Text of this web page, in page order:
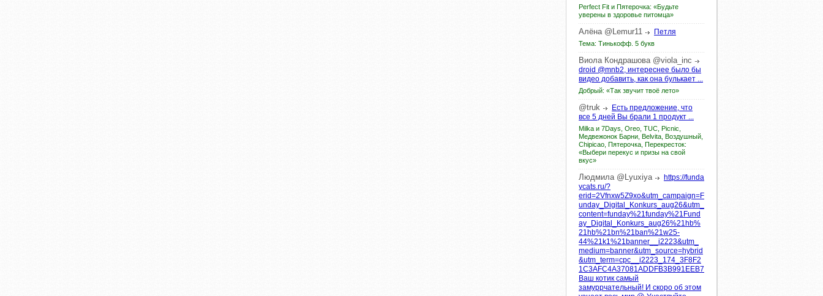
Perfect Fit и Пятерочка: «Будьте
уверены в здоровье питомца»
Алёна @Lemur11 Петля
Тема: Тинькофф. 5 букв
Виола Кондрашова @viola_inc
droid @mnb2, интереснее было бы
видео добавить, как она булькает ...
Добрый: «Так звучит твоё лето»
@truk
Есть предложение, что
все 5 дней Вы брали 1 продукт ...
Milka и 7Days, Oreo, TUC, Picnic,
Медвежонок Барни, Belvita, Воздушный,
Chipicao, Пятерочка, Перекресток:
«Выбери перекус и призы на свой
вкус»
Людмила @Lyuxiya
https://funda
ycats.ru/?
erid=2Vfnxw5Z9xo&utm_campaign=F
unday_Digital_Konkurs_aug26&utm_
content=funday%21funday%21Fund
ay_Digital_Konkurs_aug26%21hb%
21hb%21bn%21ban%21w25-
44%21k1%21banner__i2223&utm_
medium=banner&utm_source=hybrid
&utm_term=cpc__i2223_174_3F8F2
1C3AFC4A37081ADDFB3B991EEB7
Ваш котик самый
замуррчательный! И скоро об этом